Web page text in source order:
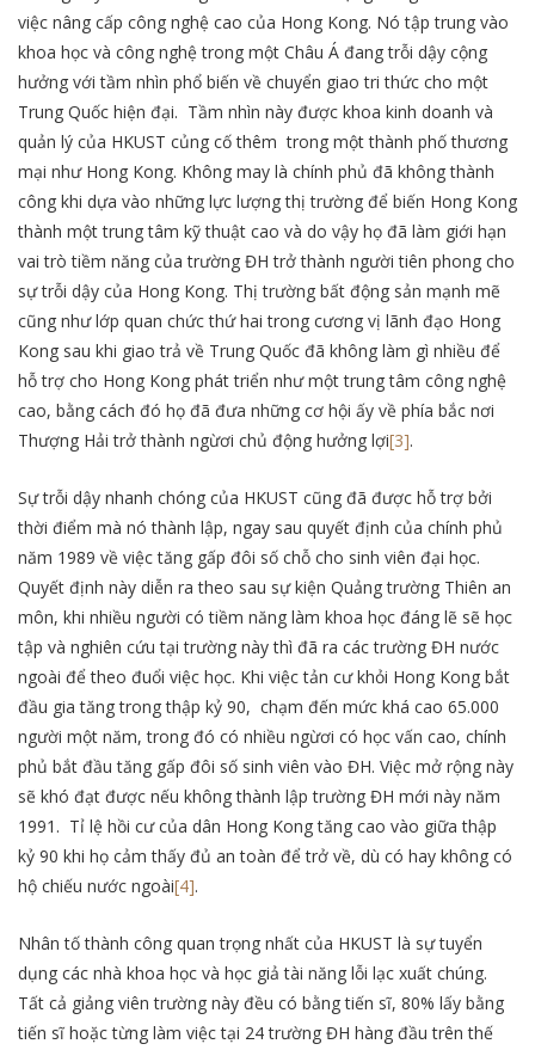
việc nâng cấp công nghệ cao của Hong Kong. Nó tập trung vào
khoa học và công nghệ trong một Châu Á đang trỗi dậy cộng
hưởng với tầm nhìn phổ biến về chuyển giao tri thức cho một
Trung Quốc hiện đại. Tầm nhìn này được khoa kinh doanh và
quản lý của HKUST củng cố thêm trong một thành phố thương
mại như Hong Kong. Không may là chính phủ đã không thành
công khi dựa vào những lực lượng thị trường để biến Hong Kong
thành một trung tâm kỹ thuật cao và do vậy họ đã làm giới hạn
vai trò tiềm năng của trường ĐH trở thành người tiên phong cho
sự trỗi dậy của Hong Kong. Thị trường bất động sản mạnh mẽ
cũng như lớp quan chức thứ hai trong cương vị lãnh đạo Hong
Kong sau khi giao trả về Trung Quốc đã không làm gì nhiều để
hỗ trợ cho Hong Kong phát triển như một trung tâm công nghệ
cao, bằng cách đó họ đã đưa những cơ hội ấy về phía bắc nơi
Thượng Hải trở thành ngừơi chủ động hưởng lợi[3].
Sự trỗi dậy nhanh chóng của HKUST cũng đã được hỗ trợ bởi
thời điểm mà nó thành lập, ngay sau quyết định của chính phủ
năm 1989 về việc tăng gấp đôi số chỗ cho sinh viên đại học.
Quyết định này diễn ra theo sau sự kiện Quảng trường Thiên an
môn, khi nhiều người có tiềm năng làm khoa học đáng lẽ sẽ học
tập và nghiên cứu tại trường này thì đã ra các trường ĐH nước
ngoài để theo đuổi việc học. Khi việc tản cư khỏi Hong Kong bắt
đầu gia tăng trong thập kỷ 90, chạm đến mức khá cao 65.000
người một năm, trong đó có nhiều ngừơi có học vấn cao, chính
phủ bắt đầu tăng gấp đôi số sinh viên vào ĐH. Việc mở rộng này
sẽ khó đạt được nếu không thành lập trường ĐH mới này năm
1991. Tỉ lệ hồi cư của dân Hong Kong tăng cao vào giữa thập
kỷ 90 khi họ cảm thấy đủ an toàn để trở về, dù có hay không có
hộ chiếu nước ngoài[4].
Nhân tố thành công quan trọng nhất của HKUST là sự tuyển
dụng các nhà khoa học và học giả tài năng lỗi lạc xuất chúng.
Tất cả giảng viên trường này đều có bằng tiến sĩ, 80% lấy bằng
tiến sĩ hoặc từng làm việc tại 24 trường ĐH hàng đầu trên thế